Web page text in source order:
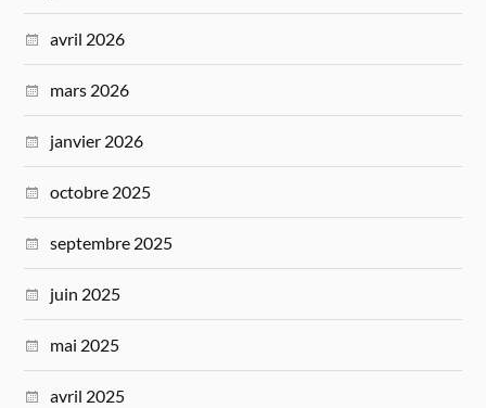
avril 2026
mars 2026
janvier 2026
octobre 2025
septembre 2025
juin 2025
mai 2025
avril 2025